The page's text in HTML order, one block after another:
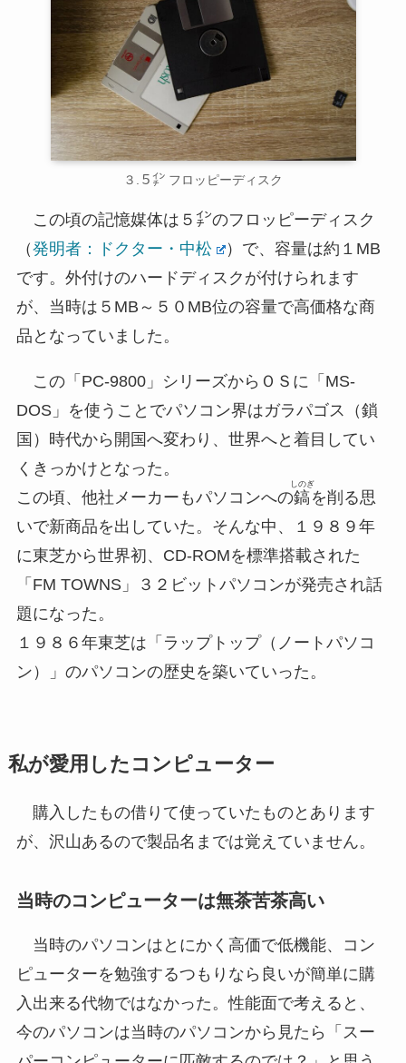
３.５㌅ フロッピーディスク
この頃の記憶媒体は５㌅のフロッピーディスク
（発明者：ドクター・中松
）で、容量は約１MB
です。外付けのハードディスクが付けられます
が、当時は５MB～５０MB位の容量で高価格な商
品となっていました。
この「PC-9800」シリーズからＯＳに「MS-
DOS」を使うことでパソコン界はガラパゴス（鎖
国）時代から開国へ変わり、世界へと着目してい
くきっかけとなった。
この頃、他社メーカーもパソコンへの鎬
しのぎ
を削る思
いで新商品を出していた。そんな中、１９８９年
に東芝から世界初、CD-ROMを標準搭載された
「FM TOWNS」３２ビットパソコンが発売され話
題になった。
１９８６年東芝は「ラップトップ（ノートパソコ
ン）」のパソコンの歴史を築いていった。
私が愛用したコンピューター
購入したもの借りて使っていたものとあります
が、沢山あるので製品名までは覚えていません。
当時のコンピューターは無茶苦茶高い
当時のパソコンはとにかく高価で低機能、コン
ピューターを勉強するつもりなら良いが簡単に購
入出来る代物ではなかった。性能面で考えると、
今のパソコンは当時のパソコンから見たら「スー